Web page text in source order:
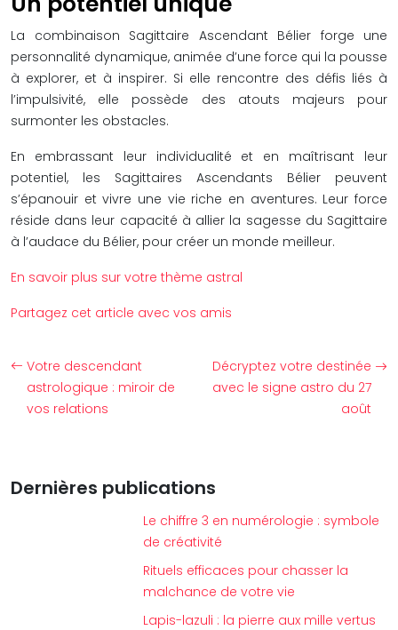
La combinaison Sagittaire Ascendant Bélier forge une
personnalité dynamique, animée d’une force qui la pousse
à explorer, et à inspirer. Si elle rencontre des défis liés à
l’impulsivité, elle possède des atouts majeurs pour
surmonter les obstacles.
En embrassant leur individualité et en maîtrisant leur
potentiel, les Sagittaires Ascendants Bélier peuvent
s’épanouir et vivre une vie riche en aventures. Leur force
réside dans leur capacité à allier la sagesse du Sagittaire
à l’audace du Bélier, pour créer un monde meilleur.
En savoir plus sur votre thème astral
Partagez cet article avec vos amis
Votre descendant
astrologique : miroir de
vos relations
Décryptez votre destinée
avec le signe astro du 27
août
Dernières publications
Le chiffre 3 en numérologie : symbole
de créativité
Rituels efficaces pour chasser la
malchance de votre vie
Lapis-lazuli : la pierre aux mille vertus